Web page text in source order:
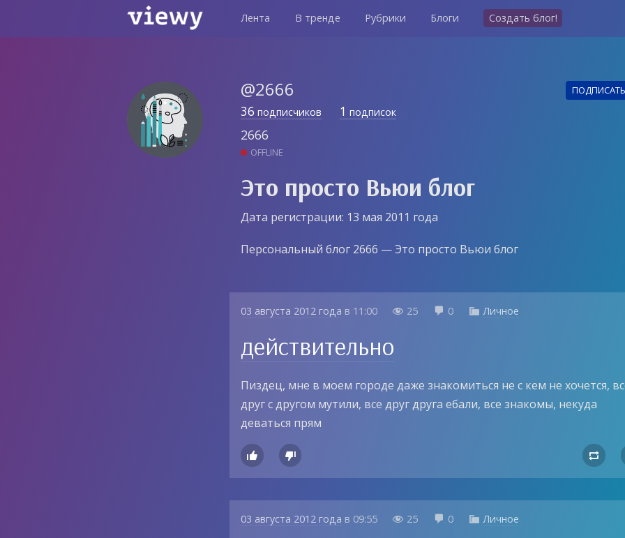
Лента В тренде Рубрики Блоги Создать блог!
@2666
36 подписчиков 1 подписок
2666
OFFLINE
Это просто Вьюи блог
Дата регистрации: 13 мая 2011 года
Персональный блог 2666 — Это просто Вьюи блог
03 августа 2012 года в 11:00  25  0  Личное
действительно
Пиздец, мне в моем городе даже знакомиться не с кем не хочется,
друг с другом мутили, все друг друга ебали, все знакомы, некуда
деваться прям
  
03 августа 2012 года в 09:55  25  0  Личное